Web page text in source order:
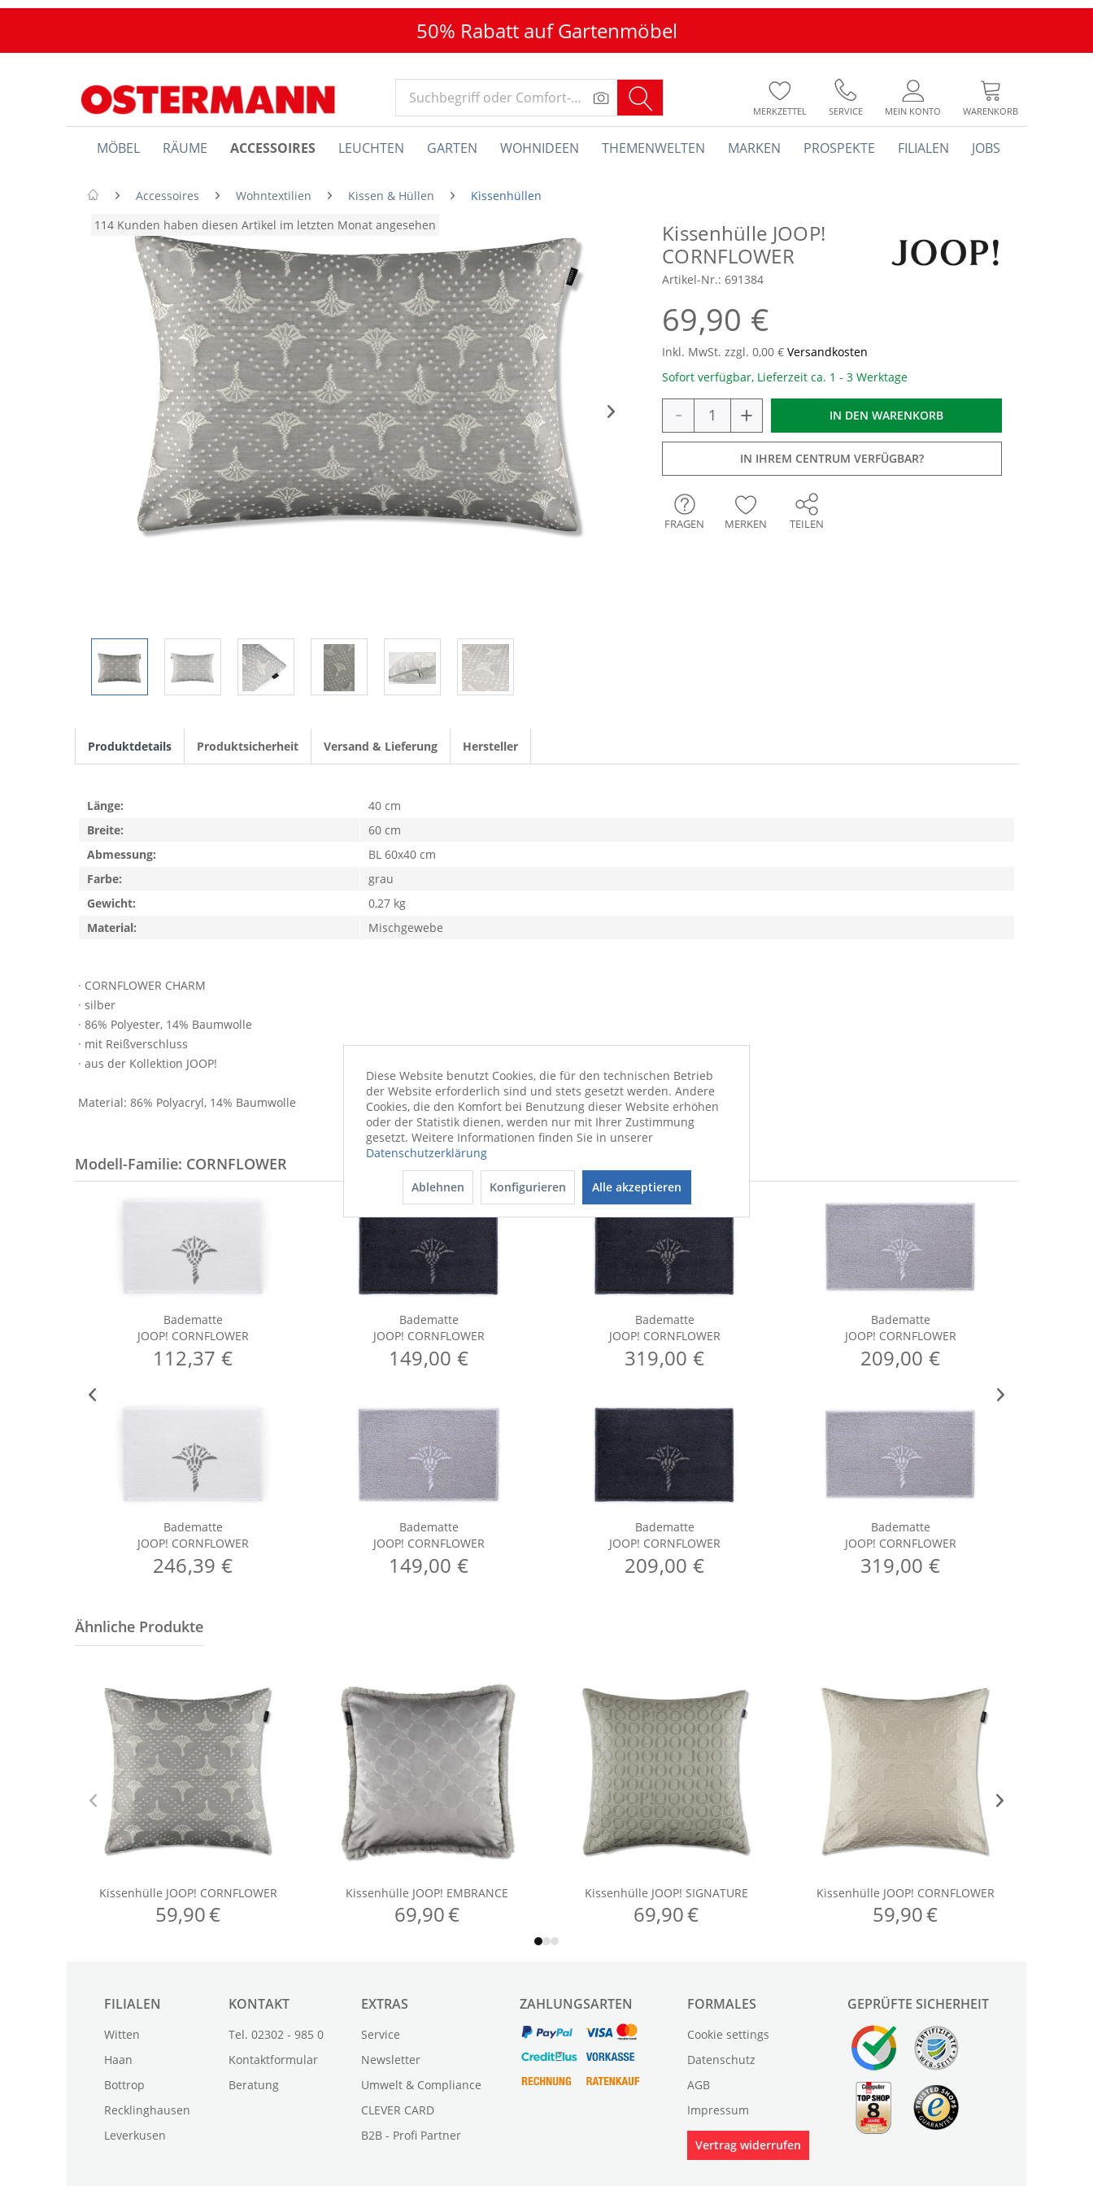
50% Rabatt auf Gartenmöbel
MERKZETTEL SERVICE MEIN KONTO WARENKORB
MÖBEL RÄUME ACCESSOIRES LEUCHTEN GARTEN WOHNIDEEN THEMENWELTEN MARKEN PROSPEKTE FILIALEN JOBS
Accessoires Wohntextilien Kissen & Hüllen
Kissenhüllen
114 Kunden haben diesen Artikel im letzten Monat angesehen
Kissenhülle JOOP!
CORNFLOWER
Artikel-Nr.: 691384
69,90 €
Inkl. MwSt. zzgl. 0,00 € Versandkosten
Sofort verfügbar, Lieferzeit ca. 1 - 3 Werktage
- + IN DEN WARENKORB
IN IHREM CENTRUM VERFÜGBAR?
FRAGEN MERKEN TEILEN
Produktdetails Produktsicherheit Versand & Lieferung Hersteller
· CORNFLOWER CHARM
· silber
· 86% Polyester, 14% Baumwolle
· mit Reißverschluss
· aus der Kollektion JOOP!
Material: 86% Polyacryl, 14% Baumwolle
Länge:
40 cm
Breite:
60 cm
Abmessung:
BL 60x40 cm
Farbe:
grau
Gewicht:
0,27 kg
Material:
Mischgewebe
Modell-Familie: CORNFLOWER
Badematte
JOOP! CORNFLOWER
112,37 €
Badematte
JOOP! CORNFLOWER
246,39 €
Badematte
JOOP! CORNFLOWER
149,00 €
Badematte
JOOP! CORNFLOWER
149,00 €
Badematte
JOOP! CORNFLOWER
319,00 €
Badematte
JOOP! CORNFLOWER
209,00 €
Badematte
JOOP! CORNFLOWER
209,00 €
Badematte
JOOP! CORNFLOWER
319,00 €
FILIALEN
Witten
Haan
Bottrop
Recklinghausen
Leverkusen
KONTAKT
Tel. 02302 - 985 0
Kontaktformular
Beratung
EXTRAS
Service
Newsletter
Umwelt & Compliance
CLEVER CARD
B2B - Profi Partner
ZAHLUNGSARTEN FORMALES
Cookie settings
Datenschutz
AGB
Impressum
Vertrag widerrufen
GEPRÜFTE SICHERHEIT
Diese Website benutzt Cookies, die für den technischen Betrieb
der Website erforderlich sind und stets gesetzt werden. Andere
Cookies, die den Komfort bei Benutzung dieser Website erhöhen
oder der Statistik dienen, werden nur mit Ihrer Zustimmung
gesetzt. Weitere Informationen finden Sie in unserer
Datenschutzerklärung
Ablehnen Konfigurieren Alle akzeptieren